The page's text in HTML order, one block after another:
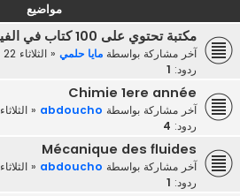
مواضيع
مكتبة تحتوي على 100 كتاب في الفيزيائي وعلمي
آخر مشاركة بواسطة مايا حلمي « الثلاثاء 22 مارس 2022 13:20
ردود: 1
Chimie 1ere année
آخر مشاركة بواسطة abdoucho
« الثلاثاء 30 أفريل 2019 14:58
ردود: 4
Mécanique des fluides
آخر مشاركة بواسطة abdoucho
« الثلاثاء 30 أفريل 2019 14:57
ردود: 1